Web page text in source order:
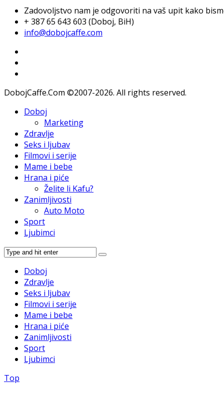
Zadovoljstvo nam je odgovoriti na vaš upit kako
+ 387 65 643 603 (Doboj, BiH)
info@dobojcaffe.com
DobojCaffe.Com ©2007-2026. All rights reserved.
Doboj
Marketing
Zdravlje
Seks i ljubav
Filmovi i serije
Mame i bebe
Hrana i piće
Želite li Kafu?
Zanimljivosti
Auto Moto
Sport
Ljubimci
Doboj
Zdravlje
Seks i ljubav
Filmovi i serije
Mame i bebe
Hrana i piće
Zanimljivosti
Sport
Ljubimci
Top